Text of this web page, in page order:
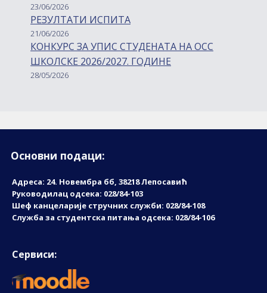
23/06/2026
РЕЗУЛТАТИ ИСПИТА
21/06/2026
КОНКУРС ЗА УПИС СТУДЕНАТА НА ОСС
ШКОЛСКЕ 2026/2027. ГОДИНЕ
28/05/2026
Основни подаци:
Адреса: 24. Новембрa бб, 38218 Лепосавић
Руководилац одсека: 028/84-103
Шеф канцеларије стручних служби: 028/84-108
Служба за студентска питања одсека: 028/84-106
Сервиси: